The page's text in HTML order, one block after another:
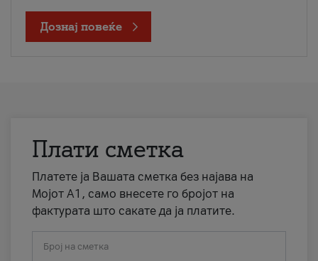
Дознај повеќе
Плати сметка
Платете ја Вашата сметка без најава на
Мојот А1, само внесете го бројот на
фактурата што сакате да ја платите.
Број на сметка